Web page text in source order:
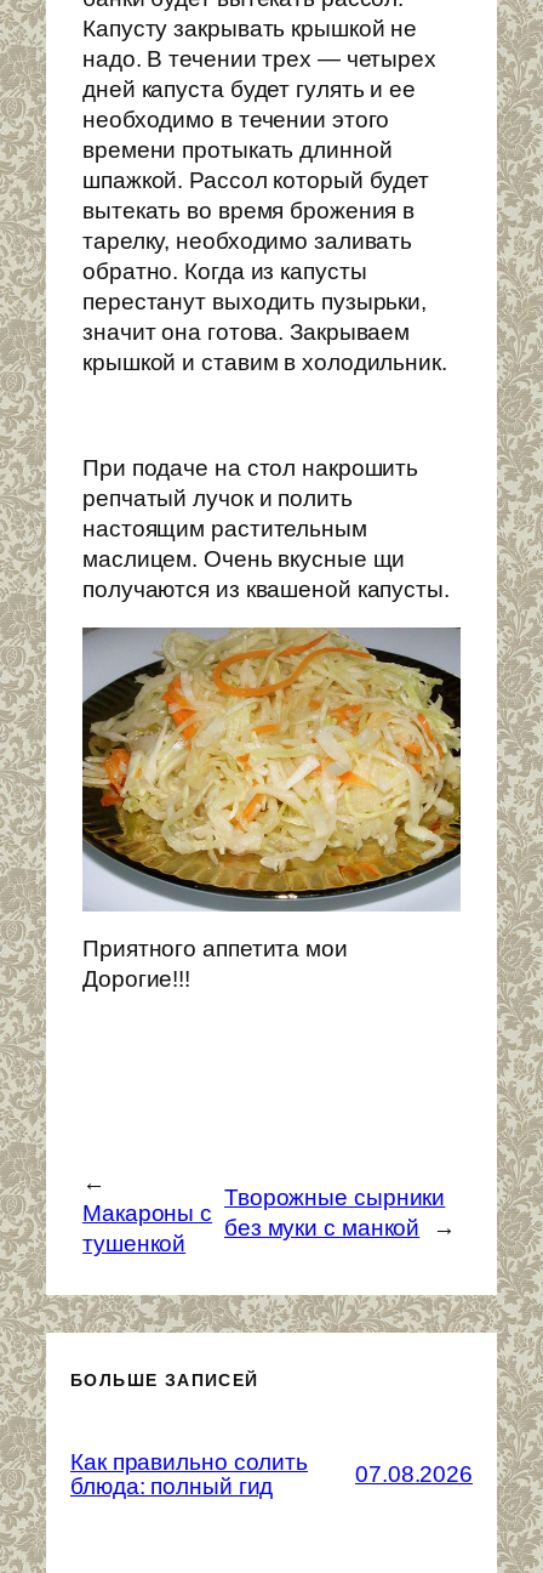
Капусту закрывать крышкой не
надо. В течении трех — четырех
дней капуста будет гулять и ее
необходимо в течении этого
времени протыкать длинной
шпажкой. Рассол который будет
вытекать во время брожения в
тарелку, необходимо заливать
обратно. Когда из капусты
перестанут выходить пузырьки,
значит она готова. Закрываем
крышкой и ставим в холодильник.
При подаче на стол накрошить
репчатый лучок и полить
настоящим растительным
маслицем. Очень вкусные щи
получаются из квашеной капусты.
Приятного аппетита мои
Дорогие!!!
←
Макароны с
тушенкой
Творожные сырники
без муки с манкой
→
БОЛЬШЕ ЗАПИСЕЙ
Как правильно солить
блюда: полный гид
07.08.2026